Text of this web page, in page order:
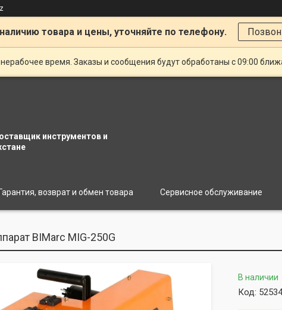
товара и цены, уточняйте по телефону.
время. Заказы и сообщения будут обработаны с 09:00
инструментов и
Гарантия, возврат и обмен товара Сервисное обслуживание
BIMarc MIG-250G
В наличии
Код: 52534